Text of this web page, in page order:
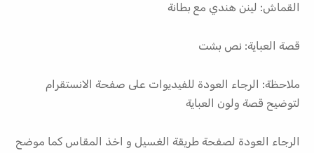
القماش: لينن هندي مع بطانة
قصة العباية: نص بشت
ملاحظة: الرجاء العودة للفيديوات على صفحة الانستقرام
لتوضيح قصة ولون العباية
الرجاء العودة لصفحة طريقة الغسيل و اخذ المقاس كما موضح